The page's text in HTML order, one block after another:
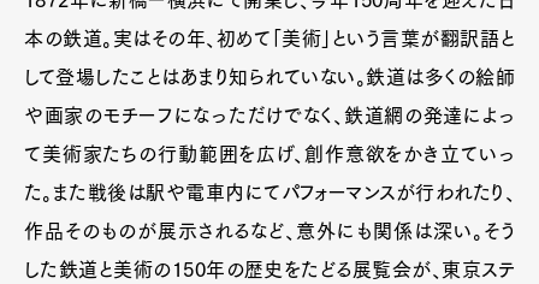
本の鉄道。実はその年、初めて「美術」という言葉が翻訳語と
して登場したことはあまり知られていない。鉄道は多くの絵師
や画家のモチーフになっただけでなく、鉄道網の発達によっ
て美術家たちの行動範囲を広げ、創作意欲をかき立ていっ
た。また戦後は駅や電車内にてパフォーマンスが行われたり、
作品そのものが展示されるなど、意外にも関係は深い。そう
した鉄道と美術の150年の歴史をたどる展覧会が、東京ステ